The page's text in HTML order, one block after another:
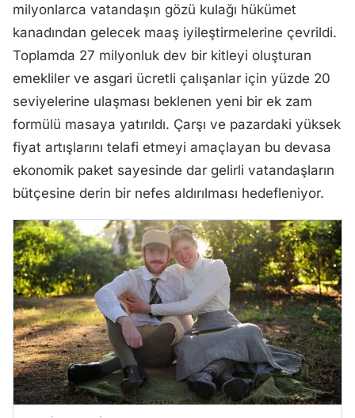
milyonlarca vatandaşın gözü kulağı hükümet
kanadından gelecek maaş iyileştirmelerine çevrildi.
Toplamda 27 milyonluk dev bir kitleyi oluşturan
emekliler ve asgari ücretli çalışanlar için yüzde 20
seviyelerine ulaşması beklenen yeni bir ek zam
formülü masaya yatırıldı. Çarşı ve pazardaki yüksek
fiyat artışlarını telafi etmeyi amaçlayan bu devasa
ekonomik paket sayesinde dar gelirli vatandaşların
bütçesine derin bir nefes aldırılması hedefleniyor.